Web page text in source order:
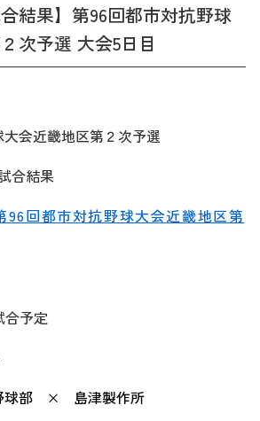
合結果】第96回都市対抗野球
次予選 大会5日目
会近畿地区第２次予選
合結果
96回都市対抗野球大会近畿地区第
合予定
球部 × 島津製作所